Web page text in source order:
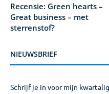
Recensie: Green hearts –
Great business – met
sterrenstof?
NIEUWSBRIEF
Schrijf je in voor mijn